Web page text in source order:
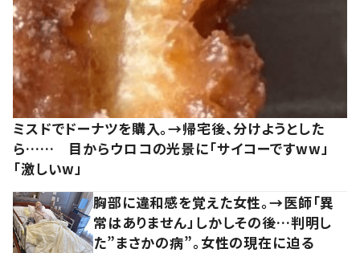
ミスドでドーナツを購入。→帰宅後、分けようとした
ら…… 目からウロコの光景に「サイコーですww」
「激しいw」
胸部に違和感を覚えた女性。→医師「異
常はありません」しかしその後…判明し
た”まさかの病”。女性の現在に迫る